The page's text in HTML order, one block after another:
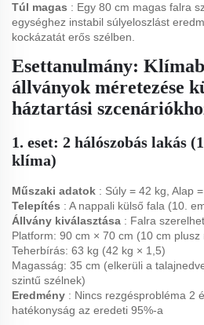
Túl magas : Egy 80 cm magas falra
egységhez instabil súlyeloszlást
kockázatát erős szélben.
Esettanulmány:
állványok méretezése
háztartási
1. eset: 2 hálószobás lakás
klíma)
Műszaki adatok : Súly = 42 kg, Alap
Telepítés : A nappali külső fala (10.
Állvány kiválasztása : Falra
Platform: 90 cm × 70 cm (10 cm plusz
Teherbírás: 63 kg (42 kg × 1,5)
Magasság: 35 cm (elkerüli a
szintű szélnek)
Eredmény : Nincs rezgésprobléma 2
hatékonyság az eredeti 95%-a